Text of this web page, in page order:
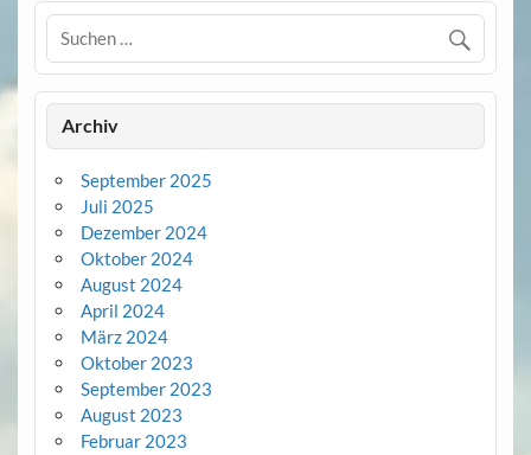
Archiv
September 2025
Juli 2025
Dezember 2024
Oktober 2024
August 2024
April 2024
März 2024
Oktober 2023
September 2023
August 2023
Februar 2023